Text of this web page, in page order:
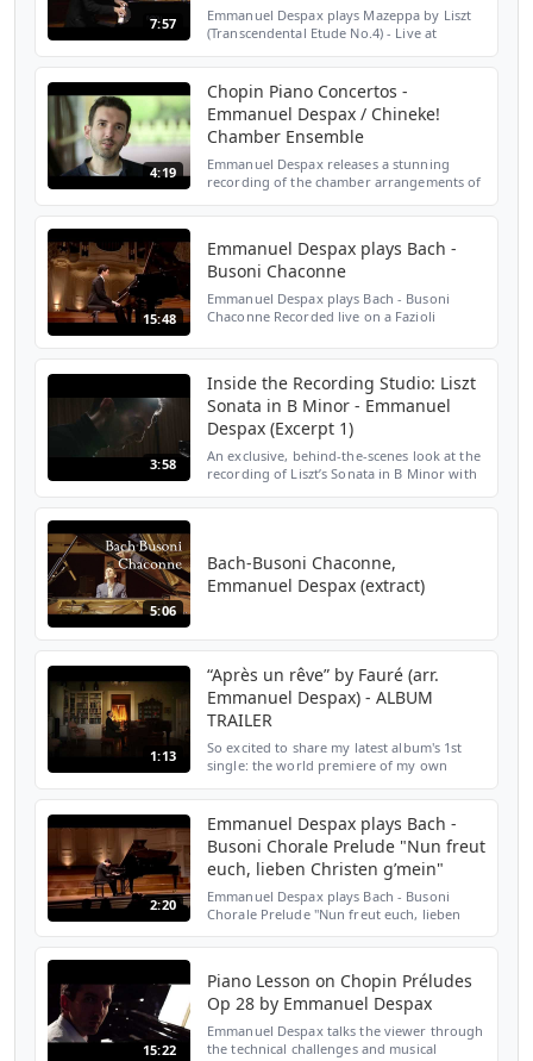
7:57
Emmanuel Despax plays Mazeppa by Liszt
(Transcendental Etude No.4) - Live at
Out Now: http://smart...
4:19
Chopin Piano Concertos -
Emmanuel Despax / Chineke!
Chamber Ensemble
Emmanuel Despax releases a stunning
recording of the chamber arrangements of
15:48
Emmanuel Despax plays Bach -
Busoni Chaconne
Emmanuel Despax plays Bach - Busoni
Chaconne Recorded live on a Fazioli
3:58
Inside the Recording Studio: Liszt
Sonata in B Minor - Emmanuel
Despax (Excerpt 1)
An exclusive, behind-the-scenes look at the
recording of Liszt’s Sonata in B Minor with
5:06
Bach-Busoni Chaconne,
Emmanuel Despax (extract)
1:13
“Après un rêve” by Fauré (arr.
Emmanuel Despax) - ALBUM
TRAILER
So excited to share my latest album's 1st
single: the world premiere of my own
essence of a lovers...
2:20
Emmanuel Despax plays Bach -
Busoni Chorale Prelude "Nun freut
euch, lieben Christen g’mein"
Emmanuel Despax plays Bach - Busoni
Chorale Prelude "Nun freut euch, lieben
15:22
Piano Lesson on Chopin Préludes
Op 28 by Emmanuel Despax
Emmanuel Despax talks the viewer through
the technical challenges and musical